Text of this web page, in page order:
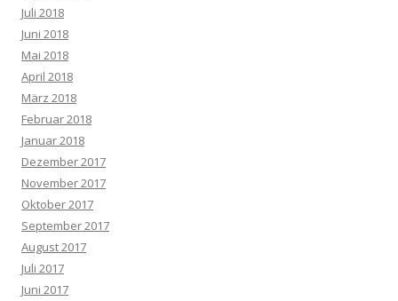
Juli 2018
Juni 2018
Mai 2018
April 2018
März 2018
Februar 2018
Januar 2018
Dezember 2017
November 2017
Oktober 2017
September 2017
August 2017
Juli 2017
Juni 2017